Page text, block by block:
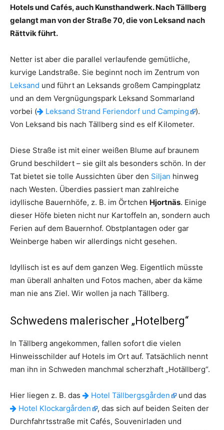
Hotels und Cafés, auch Kunsthandwerk. Nach Tällberg
gelangt man von der Straße 70, die von Leksand nach
Rättvik führt.
Netter ist aber die parallel verlaufende gemütliche,
kurvige Landstraße. Sie beginnt noch im Zentrum von
Leksand und führt an Leksands großem Campingplatz
und an dem Vergnügungspark Leksand Sommarland
vorbei (
Leksand Strand Feriendorf und Camping
).
Von Leksand bis nach Tällberg sind es elf Kilometer.
Diese Straße ist mit einer weißen Blume auf braunem
Grund beschildert – sie gilt als besonders schön. In der
Tat bietet sie tolle Aussichten über den Siljan hinweg
nach Westen. Überdies passiert man zahlreiche
idyllische Bauernhöfe, z. B. im Örtchen Hjortnäs. Einige
dieser Höfe bieten nicht nur Kartoffeln an, sondern auch
Ferien auf dem Bauernhof. Obstplantagen oder gar
Weinberge haben wir allerdings nicht gesehen.
Idyllisch ist es auf dem ganzen Weg. Eigentlich müsste
man überall anhalten und Fotos machen, aber da käme
man nie ans Ziel. Wir wollen ja nach Tällberg.
Schwedens malerischer „Hotelberg“
In Tällberg angekommen, fallen sofort die vielen
Hinweisschilder auf Hotels im Ort auf. Tatsächlich nennt
man ihn in Schweden manchmal scherzhaft „Hotällberg“.
Hier liegen z. B. das Hotel Tällbergsgården
und das
Hotel Klockargården
, das sich auf beiden Seiten der
Durchfahrtsstraße mit Cafés, Souvenirladen und